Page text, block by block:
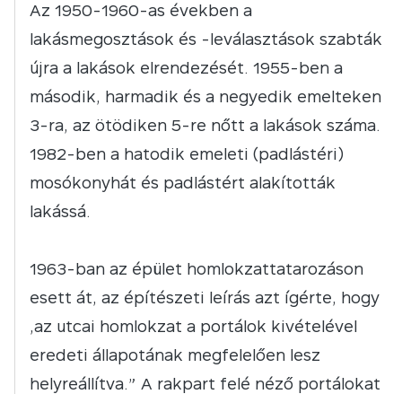
Az 1950-1960-as években a
lakásmegosztások és -leválasztások szabták
újra a lakások elrendezését. 1955-ben a
második, harmadik és a negyedik emelteken
3-ra, az ötödiken 5-re nőtt a lakások száma.
1982-ben a hatodik emeleti (padlástéri)
mosókonyhát és padlástért alakították
lakássá.
1963-ban az épület homlokzattatarozáson
esett át, az építészeti leírás azt ígérte, hogy
„az utcai homlokzat a portálok kivételével
eredeti állapotának megfelelően lesz
helyreállítva.” A rakpart felé néző portálokat